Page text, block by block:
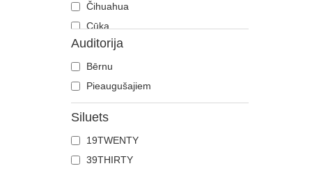
Čihuahua
Cūka
Čūska
Degunradzis
Delfīns
Dobermans
Ērglis
Fēnikss
Flamingo
Auditorija
Bērnu
Pieaugušajiem
Siluets
19TWENTY
39THIRTY